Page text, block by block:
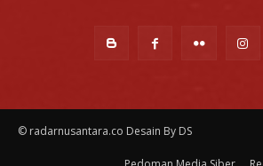
© radarnusantara.co Desain By DS